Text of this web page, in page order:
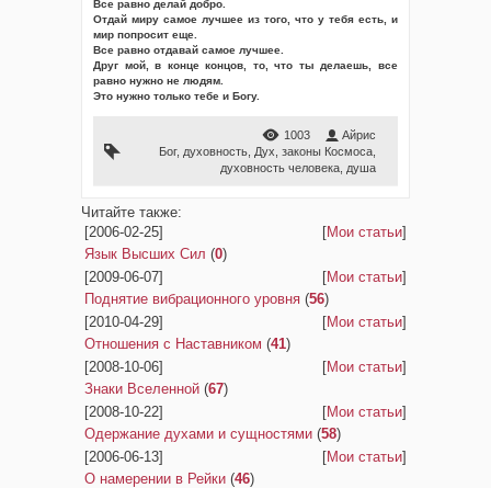
Все равно делай добро.
Отдай миру самое лучшее из того, что у тебя есть, и
мир попросит еще.
Все равно отдавай самое лучшее.
Друг мой, в конце концов, то, что ты делаешь, все
равно нужно не людям.
Это нужно только тебе и Богу.
1003
Айрис
Бог, духовность Дух законы Космоса
духовность человека душа
Читайте также:
[2006-02-25]
[Мои статьи]
Язык Высших Сил (0)
[2009-06-07]
[Мои статьи]
Поднятие вибрационного уровня (56)
[2010-04-29]
[Мои статьи]
Отношения с Наставником (41)
[2008-10-06]
[Мои статьи]
Знаки Вселенной (67)
[2008-10-22]
[Мои статьи]
Одержание духами и сущностями (58)
[2006-06-13]
[Мои статьи]
О намерении в Рейки (46)